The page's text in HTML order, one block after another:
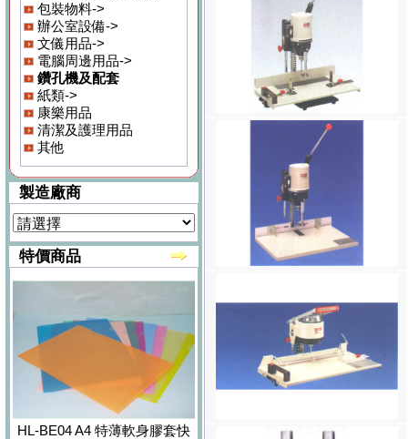
包裝物料->
辦公室設備->
文儀用品->
電腦周邊用品->
鑽孔機及配套
紙類->
康樂用品
清潔及護理用品
其他
製造廠商
特價商品
HL-BE04 A4 特薄軟身膠套快